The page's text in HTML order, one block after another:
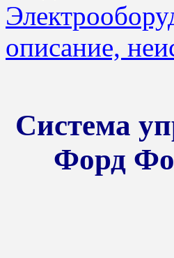
описание,
Система
Форд